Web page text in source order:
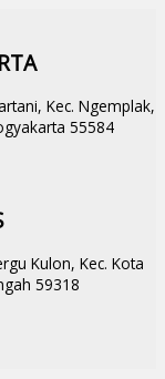
Kec. Ngemplak,
55584
Kulon, Kec. Kota
59318